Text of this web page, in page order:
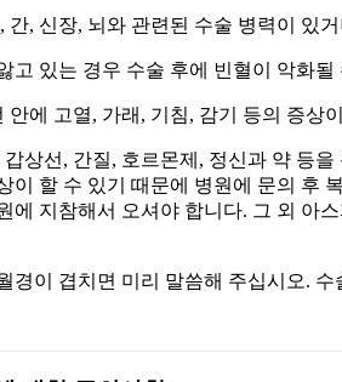
간, 신장, 뇌와 관련된 수술 병력이 있
고 있는 경우 수술 후에 빈혈이 악화
안에 고열, 가래, 기침, 감기 등의 증상
갑상선, 간질, 호르몬제, 정신과 약 등
이 할 수 있기 때문에 병원에 문의 후
에 지참해서 오셔야 합니다. 그 외 아
경이 겹치면 미리 말씀해 주십시오.